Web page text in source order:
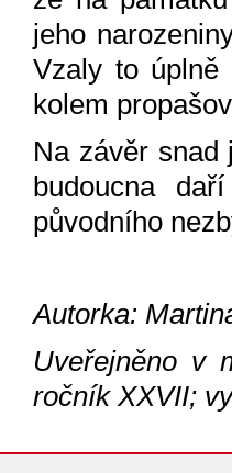
jeho
Vzaly to úplně
kolem
Na závěr snad
budoucna
původního
Autorka:
Uveřejněno v
ročník XXVII;